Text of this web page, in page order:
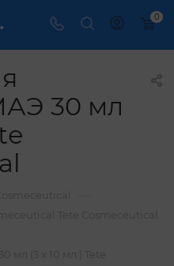
интернет магазине 0
30 мл